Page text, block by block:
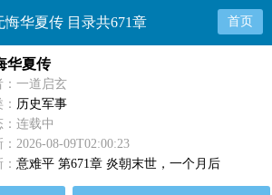
悔华夏传 目录共671章 首页
华夏传
：一道启玄
历史军事
：连载中
：2026-08-09T02:00:23
：意难平 第671章 炎朝末世，一个月后